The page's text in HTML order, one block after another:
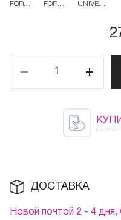
FOR
FOR
UNIVERSAL
ДОСТАВКА
Новой почтой 2 - 4 дня,